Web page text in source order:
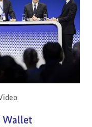
Wallet